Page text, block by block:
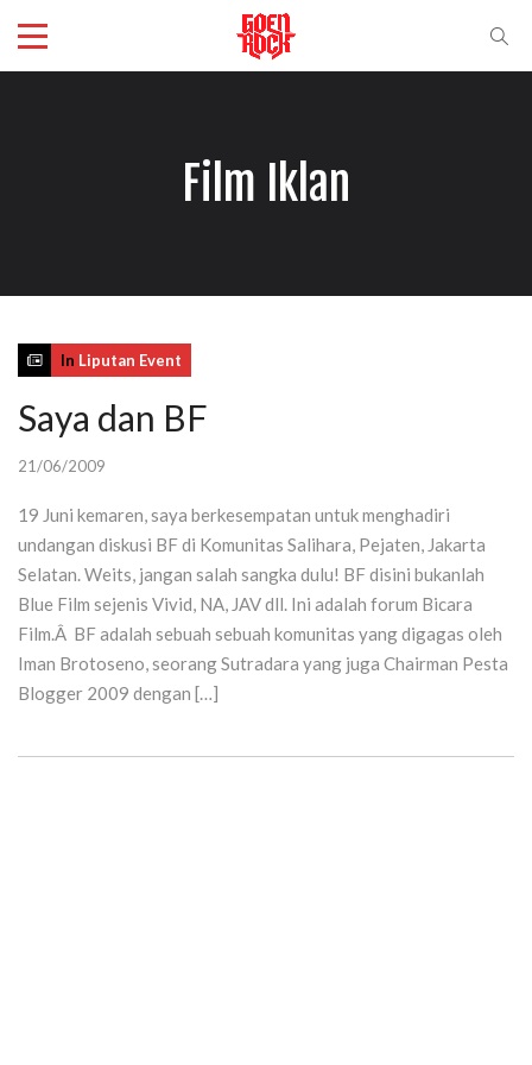
Film Iklan
In Liputan Event
Saya dan BF
21/06/2009
19 Juni kemaren, saya berkesempatan untuk menghadiri
undangan diskusi BF di Komunitas Salihara, Pejaten, Jakarta
Selatan. Weits, jangan salah sangka dulu! BF disini bukanlah
Blue Film sejenis Vivid, NA, JAV dll. Ini adalah forum Bicara
Film.Â BF adalah sebuah sebuah komunitas yang digagas oleh
Iman Brotoseno, seorang Sutradara yang juga Chairman Pesta
Blogger 2009 dengan […]